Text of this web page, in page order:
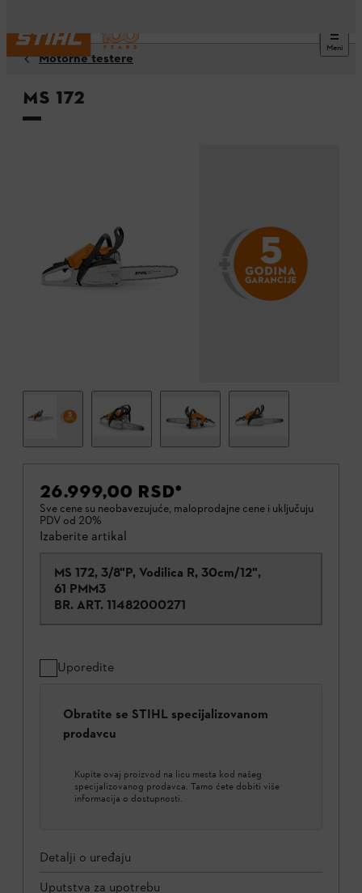
Meni
Motorne testere
MS 172
26.999,00 RSD*
Sve cene su neobavezujuće, maloprodajne cene i uključuju
PDV od 20%
Izaberite artikal
MS 172, 3/8"P, Vodilica R, 30cm/12",
61 PMM3
BR. ART. 11482000271
Uporedite
Obratite se STIHL specijalizovanom
prodavcu
Kupite ovaj proizvod na licu mesta kod našeg
specijalizovanog prodavca. Tamo ćete dobiti više
informacija o dostupnosti.
Detalji o uređaju
Uputstva za upotrebu